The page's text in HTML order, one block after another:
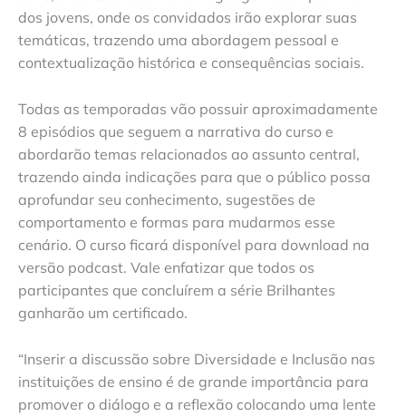
dos jovens, onde os convidados irão explorar suas
temáticas, trazendo uma abordagem pessoal e
contextualização histórica e consequências sociais.
Todas as temporadas vão possuir aproximadamente
8 episódios que seguem a narrativa do curso e
abordarão temas relacionados ao assunto central,
trazendo ainda indicações para que o público possa
aprofundar seu conhecimento, sugestões de
comportamento e formas para mudarmos esse
cenário. O curso ficará disponível para download na
versão podcast. Vale enfatizar que todos os
participantes que concluírem a série Brilhantes
ganharão um certificado.
“Inserir a discussão sobre Diversidade e Inclusão nas
instituições de ensino é de grande importância para
promover o diálogo e a reflexão colocando uma lente